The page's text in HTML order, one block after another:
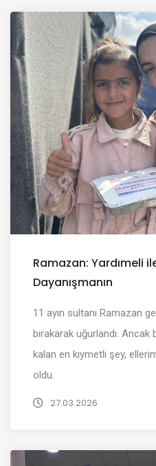
Ramazan: Yardımeli
Dayanışmanın
11 ayın sultanı Ramazan
bırakarak uğurlandı.
kalan en kıymetli şey,
oldu.
27.03.2026